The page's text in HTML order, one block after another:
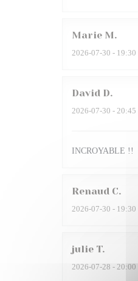
Marie M
2026-07-30 - 19:30
David D
2026-07-30 - 20:45
INCROYABLE !!
Renaud C
2026-07-30 - 19:30
julie T
2026-07-28 - 20:00